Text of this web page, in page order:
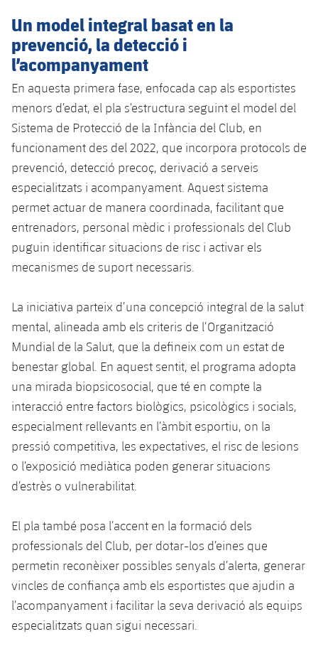
Un model integral basat en la
prevenció, la detecció i
l’acompanyament
En aquesta primera fase, enfocada cap als esportistes
menors d’edat, el pla s’estructura seguint el model del
Sistema de Protecció de la Infància del Club, en
funcionament des del 2022, que incorpora protocols de
prevenció, detecció precoç, derivació a serveis
especialitzats i acompanyament. Aquest sistema
permet actuar de manera coordinada, facilitant que
entrenadors, personal mèdic i professionals del Club
puguin identificar situacions de risc i activar els
mecanismes de suport necessaris.
La iniciativa parteix d’una concepció integral de la salut
mental, alineada amb els criteris de l’Organització
Mundial de la Salut, que la defineix com un estat de
benestar global. En aquest sentit, el programa adopta
una mirada biopsicosocial, que té en compte la
interacció entre factors biològics, psicològics i socials,
especialment rellevants en l’àmbit esportiu, on la
pressió competitiva, les expectatives, el risc de lesions
o l’exposició mediàtica poden generar situacions
d’estrès o vulnerabilitat.
El pla també posa l’accent en la formació dels
professionals del Club, per dotar-los d’eines que
permetin reconèixer possibles senyals d’alerta, generar
vincles de confiança amb els esportistes que ajudin a
l’acompanyament i facilitar la seva derivació als equips
especialitzats quan sigui necessari.